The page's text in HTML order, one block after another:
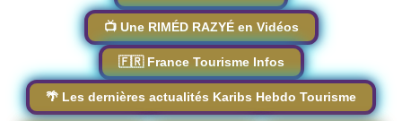
📺 Une RIMÉD RAZYÉ en Vidéos
🇫🇷 France Tourisme Infos
🌴 Les dernières actualités Karibs Hebdo Tourisme